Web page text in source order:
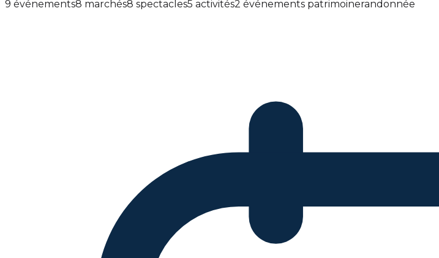
9 événements8 marchés8 spectacles5 activités2 événements patrimoinerandonnée